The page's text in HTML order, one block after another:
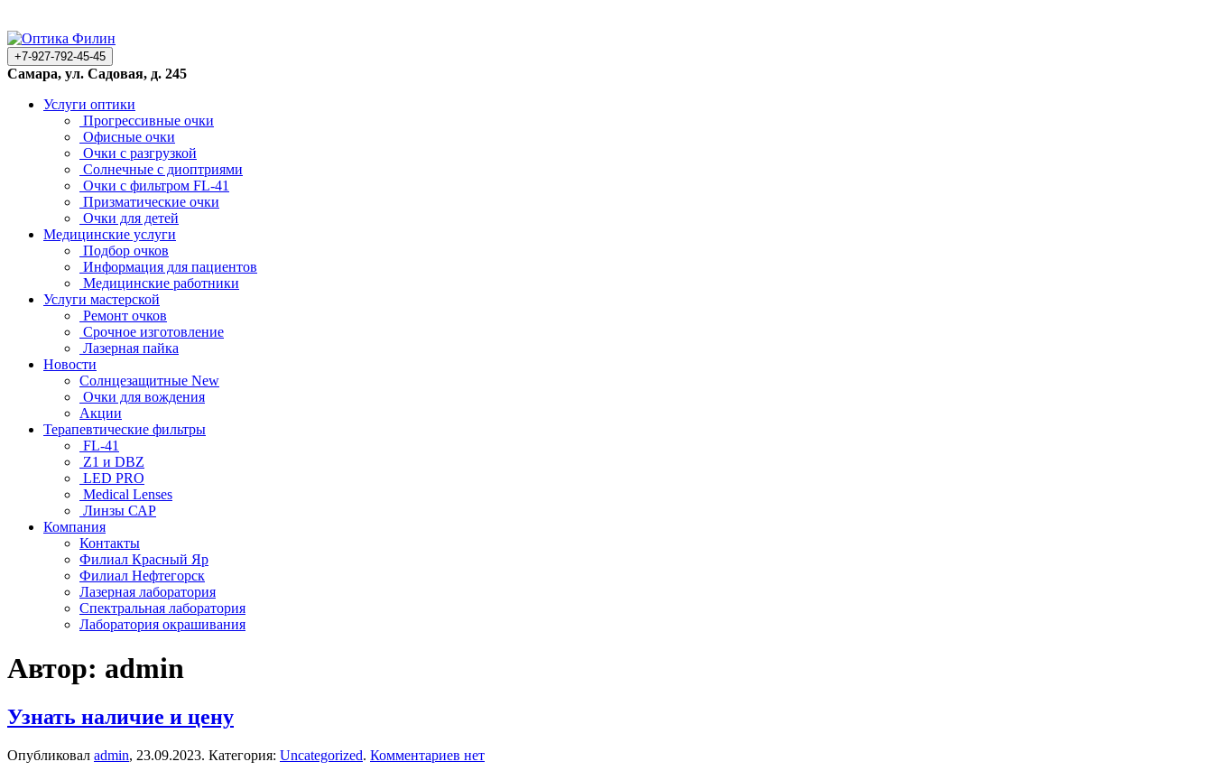
+7-927-792-45-45
Самара, ул. Садовая, д. 245
Услуги оптики
Прогрессивные очки
Офисные очки
Очки с разгрузкой
Солнечные с диоптриями
Очки с фильтром FL-41
Призматические очки
Очки для детей
Медицинские услуги
Подбор очков
Информация для пациентов
Медицинские работники
Услуги мастерской
Ремонт очков
Срочное изготовление
Лазерная пайка
Новости
Солнцезащитные New
Очки для вождения
Акции
Терапевтические фильтры
FL-41
Z1 и DBZ
LED PRO
Medical Lenses
Линзы САР
Компания
Контакты
Филиал Красный Яр
Филиал Нефтегорск
Лазерная лаборатория
Спектральная лаборатория
Лаборатория окрашивания
Автор: admin
Узнать наличие и цену
Опубликовал admin, 23.09.2023. Категория: Uncategorized. Комментариев кнет